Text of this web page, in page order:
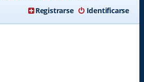
Identificarse
Registrarse